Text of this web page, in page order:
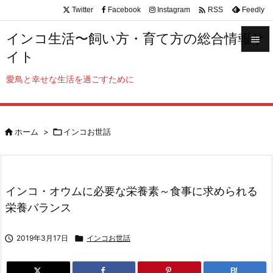
インコ生活〜飼い方・育て方の総合情報サ
イト
愛鳥と幸せな生活を過ごすために

サイド


Twitter Facebook Instagram  RSS Feedly
ホーム > インコお世話
インコ・オウムに必要な栄養素～食事に求められる
栄養バランス
 2019年3月17日  インコお世話
B!